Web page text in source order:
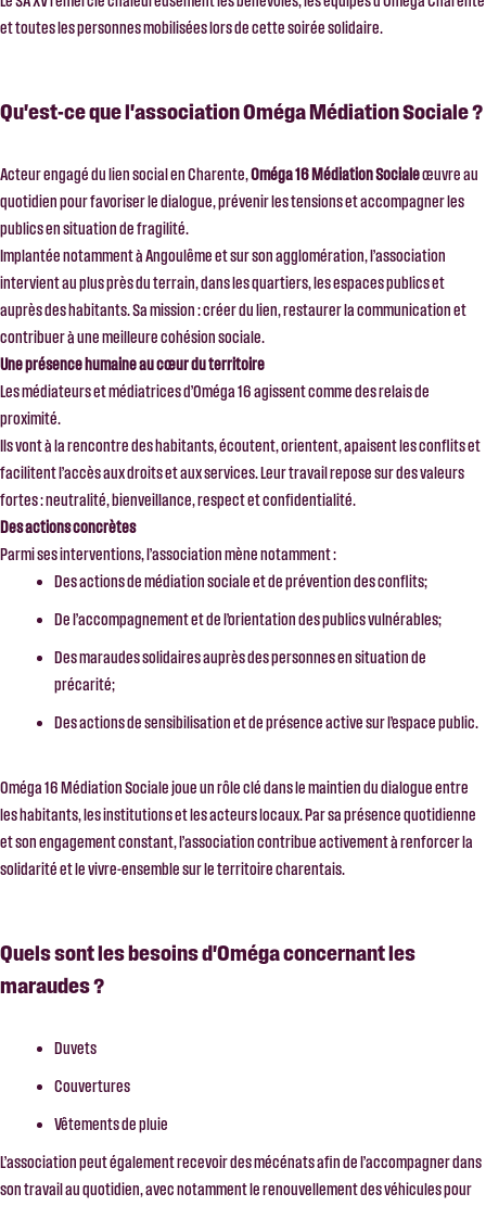
et toutes les personnes mobilisées lors de cette soirée solidaire.
Qu'est-ce que l'association Oméga Médiation Sociale ?
Acteur engagé du lien social en Charente,Oméga 16 Médiation Socialeœuvre au
quotidien pour favoriser le dialogue, prévenir les tensions et accompagner les
publics en situation de fragilité.
Implantée notamment àAngoulêmeet sur son agglomération, l’association
intervient au plus près du terrain, dans les quartiers, les espaces publics et
auprès des habitants. Sa mission : créer du lien, restaurer la communication et
contribuer à une meilleure cohésion sociale.
Une présence humaine au cœur du territoire
Les médiateurs et médiatrices d’Oméga 16 agissent comme des relais de
proximité.
Ils vont à la rencontre des habitants, écoutent, orientent, apaisent les conflits et
facilitent l’accès aux droits et aux services. Leur travail repose sur des valeurs
fortes : neutralité, bienveillance, respect et confidentialité.
Des actions concrètes
Parmi ses interventions, l’association mène notamment :
Des actions de médiation sociale et de prévention des conflits;
De l’accompagnement et de l’orientation des publics vulnérables;
Des maraudes solidaires auprès des personnes en situation de
précarité;
Des actions de sensibilisation et de présence active sur l’espace public.
Oméga 16 Médiation Sociale joue un rôle clé dans le maintien du dialogue entre
les habitants, les institutions et les acteurs locaux. Par sa présence quotidienne
et son engagement constant, l’association contribue activement à renforcer la
solidarité et le vivre-ensemble sur le territoire charentais.
Quels sont les besoins d'Oméga concernant les
maraudes ?
Duvets
Couvertures
Vêtements de pluie
L’association peut également recevoir des mécénats afin de l’accompagner dans
son travail au quotidien, avec notamment le renouvellement des véhicules pour